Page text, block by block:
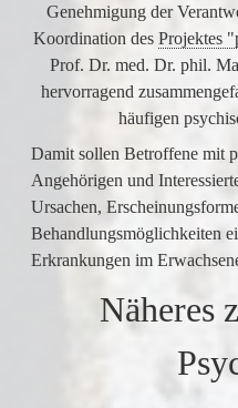
Genehmigung der
Koordination des Projektes
Prof. Dr. med. Dr. phil.
hervorragend
häufigen
Damit sollen Betroffene mit
Angehörigen und
Ursachen,
Behandlungsmöglichkeiten
Erkrankungen im
Näheres